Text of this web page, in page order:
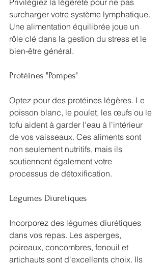
Privilégiez la légèreté pour ne pas
surcharger votre système lymphatique.
Une alimentation équilibrée joue un
rôle clé dans la gestion du stress et le
bien-être général.
Protéines "Pompes"
Optez pour des protéines légères. Le
poisson blanc, le poulet, les œufs ou le
tofu aident à garder l'eau à l'intérieur
de vos vaisseaux. Ces aliments sont
non seulement nutritifs, mais ils
soutiennent également votre
processus de détoxification.
Légumes Diurétiques
Incorporez des légumes diurétiques
dans vos repas. Les asperges,
poireaux, concombres, fenouil et
artichauts sont d'excellents choix. Ils